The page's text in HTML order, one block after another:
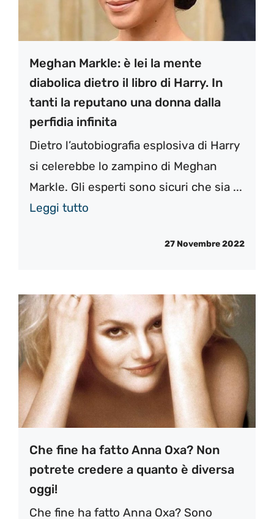
Meghan Markle: è lei la mente
diabolica dietro il libro di Harry. In
tanti la reputano una donna dalla
perfidia infinita
Dietro l’autobiografia esplosiva di Harry
si celerebbe lo zampino di Meghan
Markle. Gli esperti sono sicuri che sia ...
Leggi tutto
27 Novembre 2022
Che fine ha fatto Anna Oxa? Non
potrete credere a quanto è diversa
oggi!
Che fine ha fatto Anna Oxa? Sono